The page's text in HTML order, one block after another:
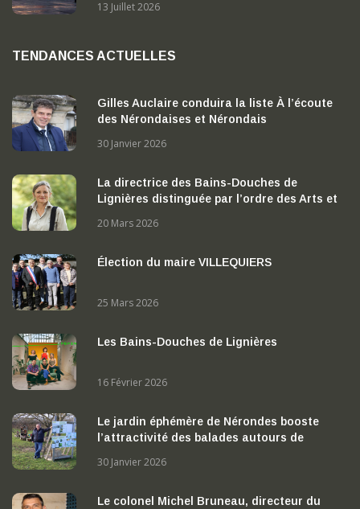
13 Juillet 2026
TENDANCES ACTUELLES
Gilles Auclaire conduira la liste À l’écoute
des Nérondaises et Nérondais
30 Janvier 2026
La directrice des Bains-Douches de
Lignières distinguée par l’ordre des Arts et
20 Mars 2026
Élection du maire VILLEQUIERS
25 Mars 2026
Les Bains-Douches de Lignières
16 Février 2026
Le jardin éphémère de Nérondes booste
l’attractivité des balades autours de
30 Janvier 2026
Le colonel Michel Bruneau, directeur du